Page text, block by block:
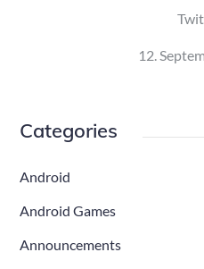
Posted
12.
Categories
Android
Android Games
Announcements